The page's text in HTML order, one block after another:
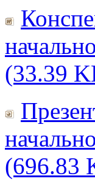
(33.39
(696.83